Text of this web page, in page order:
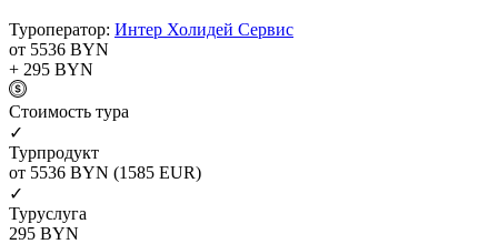
Туроператор: Интер Холидей Сервис
от 5536 BYN
+ 295 BYN
Cтоимость тура
✓
Турпродукт
от 5536 BYN (1585 EUR)
✓
Туруслуга
295 BYN